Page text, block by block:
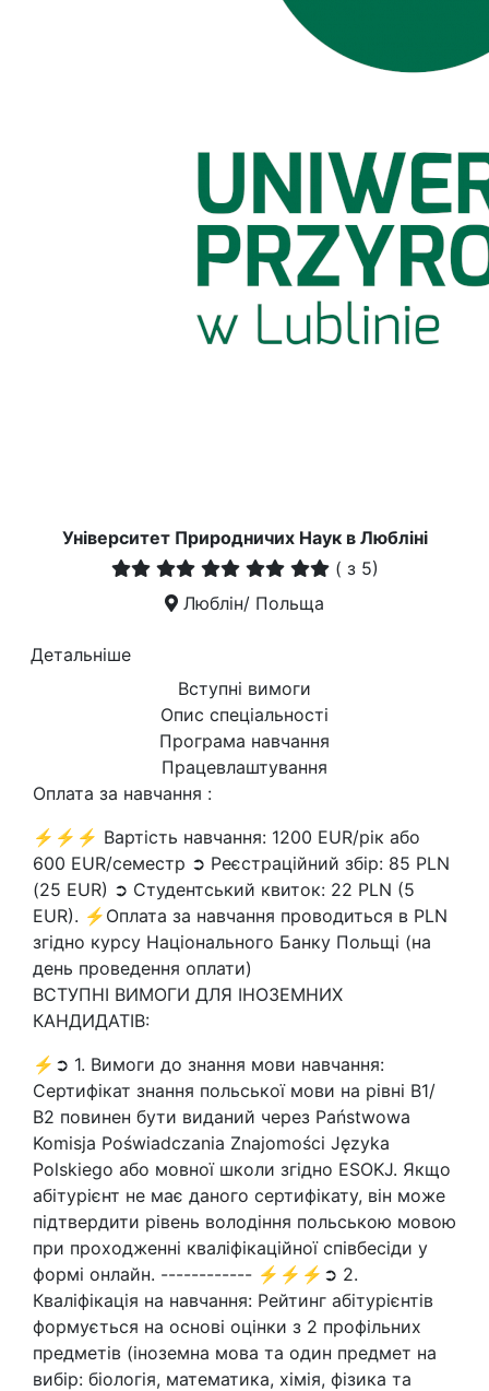
Університет Природничих Наук в Любліні
( з 5)
Люблін/ Польща
Детальніше
Вступні вимоги
Опис спеціальності
Програма навчання
Працевлаштування
Оплата за навчання :
⚡⚡⚡ Вартість навчання: 1200 EUR/рік або
600 EUR/семестр ➲ Реєстраційний збір: 85 PLN
(25 EUR) ➲ Студентський квиток: 22 PLN (5
EUR). ⚡Оплата за навчання проводиться в PLN
згідно курсу Національного Банку Польщі (на
день проведення оплати)
ВСТУПНІ ВИМОГИ ДЛЯ ІНОЗЕМНИХ
КАНДИДАТІВ:
⚡➲ 1. Вимоги до знання мови навчання:
Сертифікат знання польської мови на рівні В1/
В2 повинен бути виданий через Państwowa
Komisja Poświadczania Znajomości Języka
Polskiego або мовної школи згідно ESOKJ. Якщо
абітурієнт не має даного сертифікату, він може
підтвердити рівень володіння польською мовою
при проходженні кваліфікаційної співбесіди у
формі онлайн. ------------ ⚡⚡⚡➲ 2.
Кваліфікація на навчання: Рейтинг абітурієнтів
формується на основі оцінки з 2 профільних
предметів (іноземна мова та один предмет на
вибір: біологія, математика, хімія, фізика та